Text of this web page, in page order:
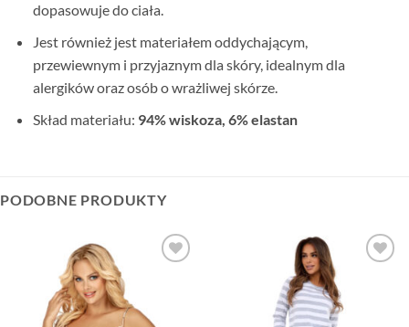
dopasowuje do ciała.
Jest również jest materiałem oddychającym,
przewiewnym i przyjaznym dla skóry, idealnym dla
alergików oraz osób o wrażliwej skórze.
Skład materiału: 94% wiskoza, 6% elastan
PODOBNE PRODUKTY